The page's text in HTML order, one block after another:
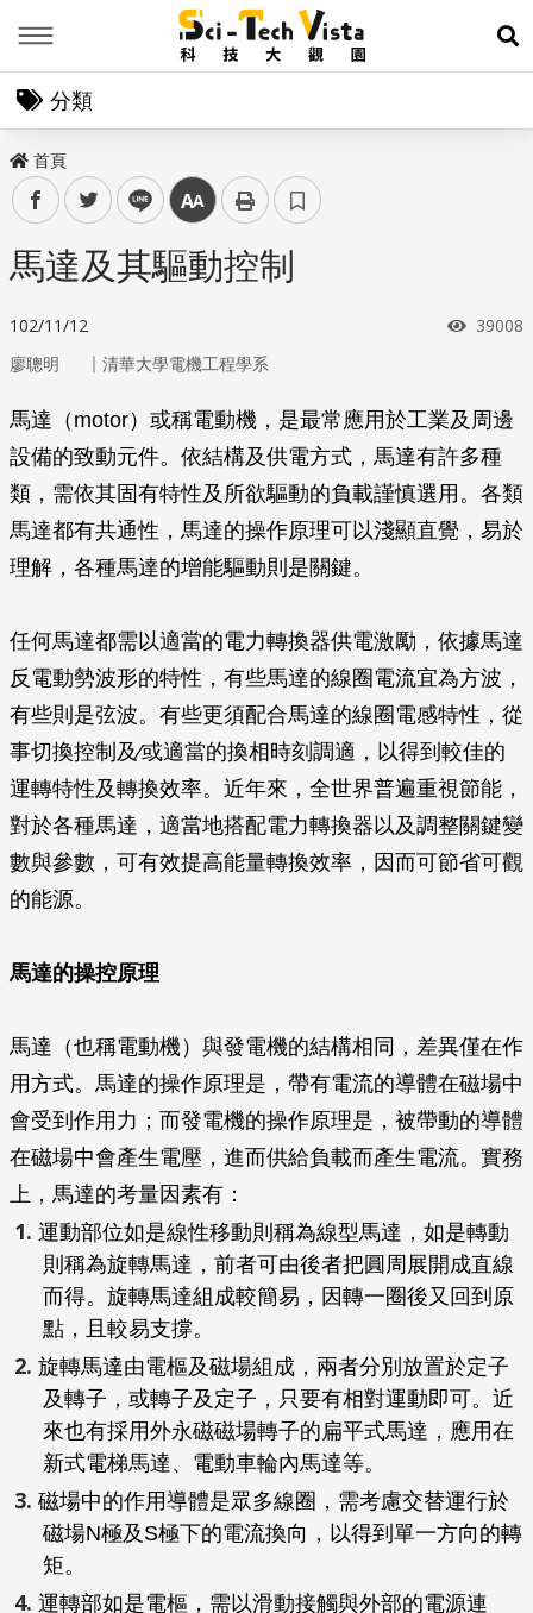
展
分類
首頁
facebooktwitter line 中
馬達及其驅動控制
102/11/12 瀏覽次
39008
廖聰明 ｜ 清華大學電機工程學系
馬達（motor）或稱電動機，是最常應用於工業及周邊
設備的致動元件。依結構及供電方式，馬達有許多種
類，需依其固有特性及所欲驅動的負載謹慎選用。各類
馬達都有共通性，馬達的操作原理可以淺顯直覺，易於
理解，各種馬達的增能驅動則是關鍵。
任何馬達都需以適當的電力轉換器供電激勵，依據馬達
反電動勢波形的特性，有些馬達的線圈電流宜為方波，
有些則是弦波。有些更須配合馬達的線圈電感特性，從
事切換控制及∕或適當的換相時刻調適，以得到較佳的
運轉特性及轉換效率。近年來，全世界普遍重視節能，
對於各種馬達，適當地搭配電力轉換器以及調整關鍵變
數與參數，可有效提高能量轉換效率，因而可節省可觀
的能源。
馬達的操控原理
馬達（也稱電動機）與發電機的結構相同，差異僅在作
用方式。馬達的操作原理是，帶有電流的導體在磁場中
會受到作用力；而發電機的操作原理是，被帶動的導體
在磁場中會產生電壓，進而供給負載而產生電流。實務
上，馬達的考量因素有：
運動部位如是線性移動則稱為線型馬達，如是轉動
則稱為旋轉馬達，前者可由後者把圓周展開成直線
而得。旋轉馬達組成較簡易，因轉一圈後又回到原
點，且較易支撐。
旋轉馬達由電樞及磁場組成，兩者分別放置於定子
及轉子，或轉子及定子，只要有相對運動即可。近
來也有採用外永磁磁場轉子的扁平式馬達，應用在
新式電梯馬達、電動車輪內馬達等。
磁場中的作用導體是眾多線圈，需考慮交替運行於
磁場N極及S極下的電流換向，以得到單一方向的轉
矩。
運轉部如是電樞，需以滑動接觸與外部的電源連